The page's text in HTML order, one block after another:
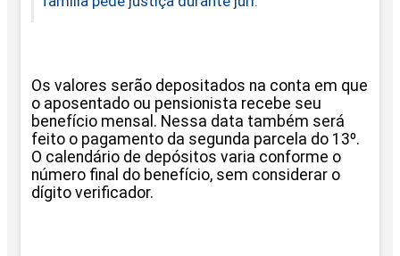
Os valores serão depositados na conta em que
o aposentado ou pensionista recebe seu
benefício mensal. Nessa data também será
feito o pagamento da segunda parcela do 13º.
O calendário de depósitos varia conforme o
número final do benefício, sem considerar o
dígito verificador.